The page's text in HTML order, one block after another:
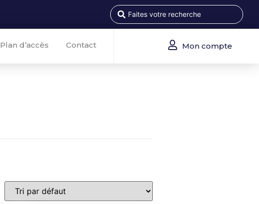
Plan d’accès Contact Mon compte